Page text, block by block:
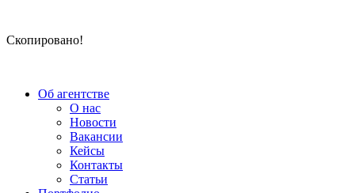
Скопировано!
Об агентстве
О нас
Новости
Вакансии
Кейсы
Контакты
Статьи